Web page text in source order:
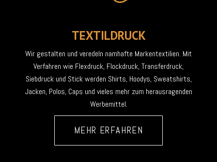
TEXTILDRUCK
Wir gestalten und veredeln namhafte Markentextilien. Mit
Verfahren wie Flexdruck, Flockdruck, Transferdruck,
Siebdruck und Stick werden Shirts, Hoodys, Sweatshirts,
Jacken, Polos, Caps und vieles mehr zum herausragenden
Werbemittel.
MEHR ERFAHREN